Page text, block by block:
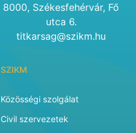
8000, Székesfehérvár, Fő
utca 6.
titkarsag@szikm.hu
SZIKM
Közösségi szolgálat
Civil szervezetek